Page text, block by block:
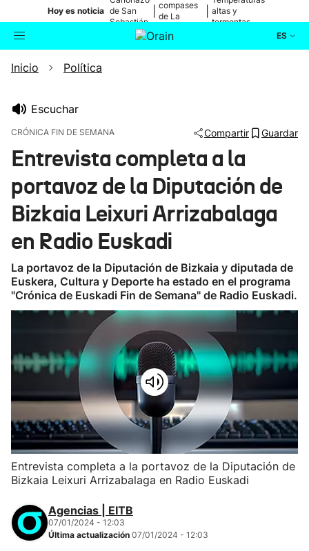
Hoy es noticia de San
Sebastián
compases
de La
altas y
tormentas
ES
Buscador
Ikusmiran
Eguraldia
Inicio Política
Escuchar
CRÓNICA FIN DE SEMANA Compartir Guardar
Entrevista completa a la
portavoz de la Diputación de
Bizkaia Leixuri Arrizabalaga
en Radio Euskadi
La portavoz de la Diputación de Bizkaia y diputada de
Euskera, Cultura y Deporte ha estado en el programa
"Crónica de Euskadi Fin de Semana" de Radio Euskadi.
Entrevista completa a la portavoz de la Diputación de
Bizkaia Leixuri Arrizabalaga en Radio Euskadi
Agencias | EITB
07/01/2024 - 12:03
Última actualización 07/01/2024 - 12:03